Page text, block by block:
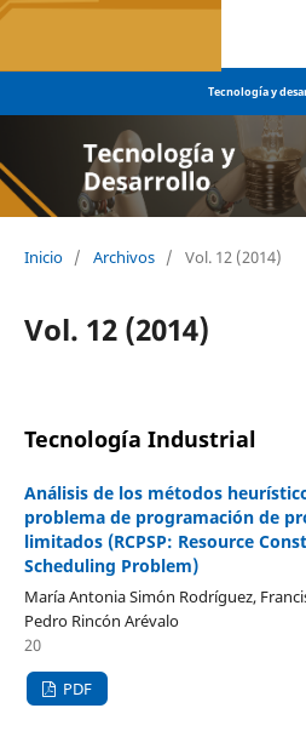
Tecnología y
Inicio / Archivos / Vol. 12 (2014)
Vol. 12 (2014)
Tecnología Industrial
Análisis de los métodos
problema de programación de
limitados (RCPSP: Resource
Scheduling Problem)
María Antonia Simón Rodríguez,
Pedro Rincón Arévalo
20
PDF